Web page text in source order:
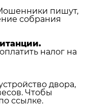
пишут,
собрания
налог на
двора,
Чтобы
ссылке.